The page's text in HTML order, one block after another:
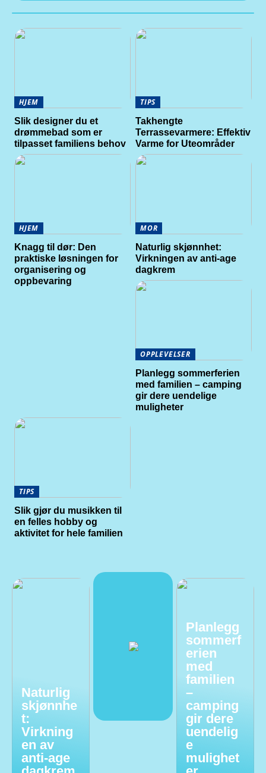
HJEM
Slik designer du et
drømmebad som er
tilpasset familiens behov
TIPS
Takhengte
Terrassevarmere: Effektiv
Varme for Uteområder
HJEM
Knagg til dør: Den
praktiske løsningen for
organisering og
oppbevaring
MOR
Naturlig skjønnhet:
Virkningen av anti-age
dagkrem
OPPLEVELSER
Planlegg sommerferien
med familien – camping
gir dere uendelige
muligheter
TIPS
Slik gjør du musikken til
en felles hobby og
aktivitet for hele familien
Naturlig
skjønnhe
t:
Virkning
en av
anti-age
Planlegg
sommerf
erien
med
familien
–
camping
gir dere
uendelig
e
mulighet